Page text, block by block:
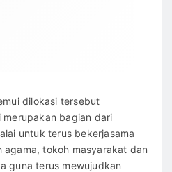
dilokasi tersebut
merupakan bagian dari
untuk terus bekerjasama
tokoh masyarakat dan
guna terus mewujudkan